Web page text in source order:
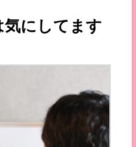
気にしてます